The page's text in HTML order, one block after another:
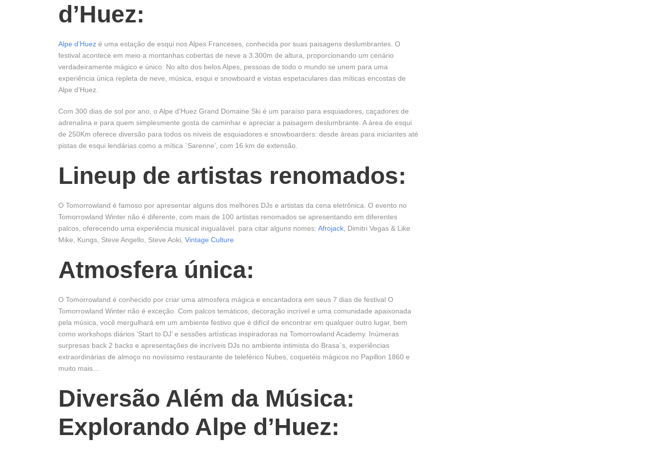
d’Huez:
Alpe d’Huez é uma estação de esqui nos Alpes Franceses, conhecida por suas paisagens deslumbrantes. O
festival acontece em meio a montanhas cobertas de neve a 3.300m de altura, proporcionando um cenário
verdadeiramente mágico e único. No alto dos belos Alpes, pessoas de todo o mundo se unem para uma
experiência única repleta de neve, música, esqui e snowboard e vistas espetaculares das míticas encostas de
Alpe d’Huez.
Com 300 dias de sol por ano, o Alpe d’Huez Grand Domaine Ski é um paraíso para esquiadores, caçadores de
adrenalina e para quem simplesmente gosta de caminhar e apreciar a paisagem deslumbrante. A área de esqui
de 250Km oferece diversão para todos os níveis de esquiadores e snowboarders: desde áreas para iniciantes até
pistas de esqui lendárias como a mítica `Sarenne’, com 16 km de extensão.
Lineup de artistas renomados:
O Tomorrowland é famoso por apresentar alguns dos melhores DJs e artistas da cena eletrônica. O evento no
Tomorrowland Winter não é diferente, com mais de 100 artistas renomados se apresentando em diferentes
palcos, oferecendo uma experiência musical inigualável. para citar alguns nomes: Afrojack, Dimitri Vegas & Like
Mike, Kungs, Steve Angello, Steve Aoki, Vintage Culture
Atmosfera única:
O Tomorrowland é conhecido por criar uma atmosfera mágica e encantadora em seus 7 dias de festival O
Tomorrowland Winter não é exceção. Com palcos temáticos, decoração incrível e uma comunidade apaixonada
pela música, você mergulhará em um ambiente festivo que é difícil de encontrar em qualquer outro lugar, bem
como workshops diários ‘Start to DJ’ e sessões artísticas inspiradoras na Tomorrowland Academy. Inúmeras
surpresas back 2 backs e apresentações de incríveis DJs no ambiente intimista do Brasa´s, experiências
extraordinárias de almoço no novíssimo restaurante de teleférico Nubes, coquetéis mágicos no Papillon 1860 e
muito mais…
Diversão Além da Música:
Explorando Alpe d’Huez: